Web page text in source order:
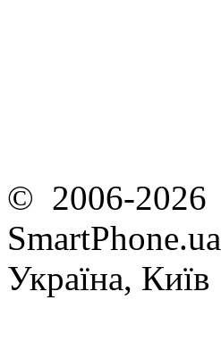
© 2006-2026
SmartPhone.ua
Україна, Київ